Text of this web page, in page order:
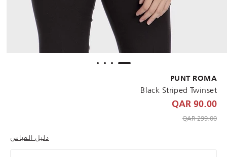
PUNT ROMA
Black Striped Twinset
90.00 QAR
Price reduced from
299.00 QAR
to 90.00 QAR
دليل القياس